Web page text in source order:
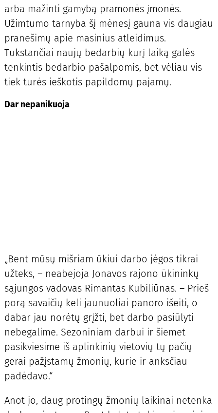
arba mažinti gamybą pramonės įmonės.
Užimtumo tarnyba šį mėnesį gauna vis daugiau
pranešimų apie masinius atleidimus.
Tūkstančiai naujų bedarbių kurį laiką galės
tenkintis bedarbio pašalpomis, bet vėliau vis
tiek turės ieškotis papildomų pajamų.
Dar nepanikuoja
„Bent mūsų mišriam ūkiui darbo jėgos tikrai
užteks, – neabejoja Jonavos rajono ūkininkų
sąjungos vadovas Rimantas Kubiliūnas. – Prieš
porą savaičių keli jaunuoliai panoro išeiti, o
dabar jau norėtų grįžti, bet darbo pasiūlyti
nebegalime. Sezoniniam darbui ir šiemet
pasikviesime iš aplinkinių vietovių tų pačių
gerai pažįstamų žmonių, kurie ir anksčiau
padėdavo.“
Anot jo, daug protingų žmonių laikinai netenka